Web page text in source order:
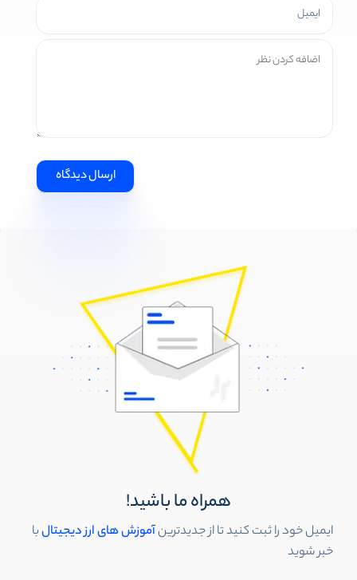
همراه ما باشید!
ایمیل خود را ثبت کنید تا از جدیدترینآموزش های ارز دیجیتالبا
خبر شوید